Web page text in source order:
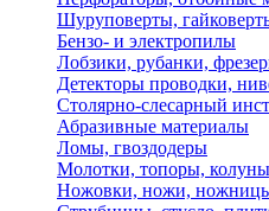
Шуруповерты,
Бензо- и электропилы
Лобзики, рубанки,
Детекторы проводки,
Столярно-слесарный
Абразивные материалы
Ломы, гвоздодеры
Молотки, топоры,
Ножовки, ножи,